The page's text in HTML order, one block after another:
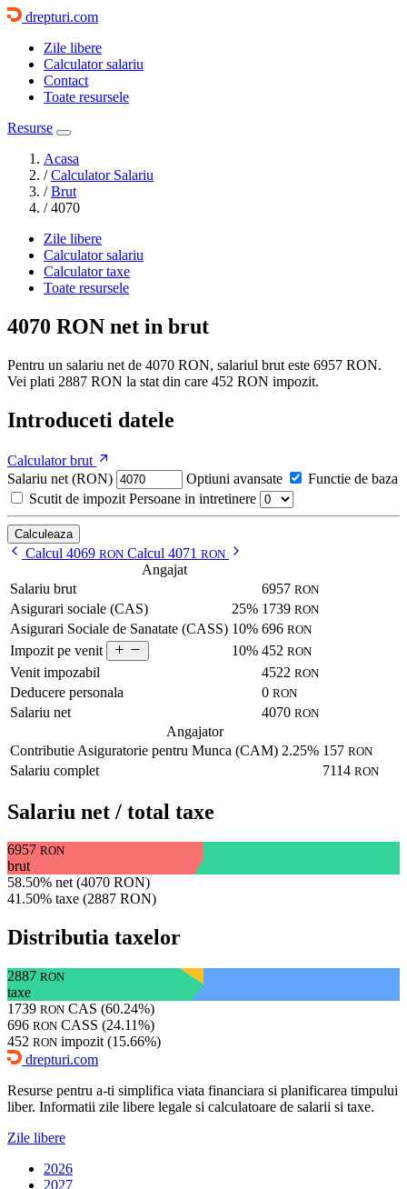
drepturi.com
Zile libere
Calculator salariu
Contact
Toate resursele
Resurse
Acasa
/ Calculator Salariu
/ Brut
/ 4070
Zile libere
Calculator salariu
Calculator taxe
Toate resursele
4070 RON net in brut
Pentru un salariu net de 4070 RON, salariul brut este 6957 RON.
Vei plati 2887 RON la stat din care 452 RON impozit.
Introduceti datele
Calculator brut
Salariu net (RON)
Optiuni avansate
Functie de baza
Scutit de impozit Persoane in intretinere
Calculeaza
Calcul 4069 RON Calcul 4071 RON
Angajat
Salariu brut
6957 RON
Asigurari sociale (CAS) 25% 1739 RON
Asigurari Sociale de Sanatate (CASS) 10% 696 RON
Impozit pe venit 10% 452 RON
Venit impozabil 4522 RON
Deducere personala 0 RON
Salariu net 4070 RON
Angajator
Contributie Asiguratorie pentru Munca (CAM) 2.25% 157 RON
Salariu complet 7114 RON
Salariu net / total taxe
6957 RON
brut
58.50% net (4070 RON)
41.50% taxe (2887 RON)
Distributia taxelor
2887 RON
taxe
1739 RON CAS (60.24%)
696 RON CASS (24.11%)
452 RON impozit (15.66%)
drepturi.com
Resurse pentru a-ti simplifica viata financiara si planificarea timpului
liber. Informatii zile libere legale si calculatoare de salarii si taxe.
Zile libere
2026
2027